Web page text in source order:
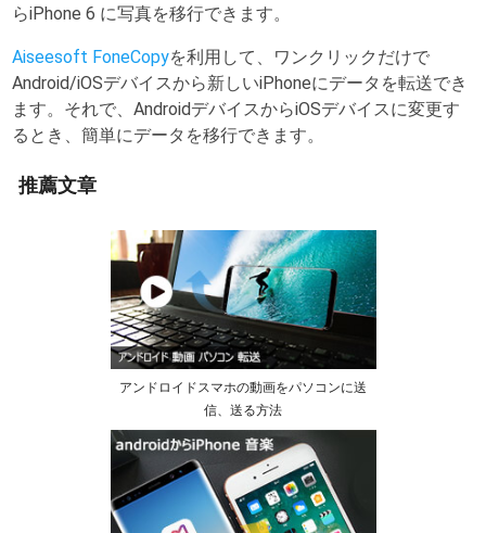
らiPhone 6 に写真を移行できます。
Aiseesoft FoneCopyを利用して、ワンクリックだけで
Android/iOSデバイスから新しいiPhoneにデータを転送でき
ます。それで、AndroidデバイスからiOSデバイスに変更す
るとき、簡単にデータを移行できます。
推薦文章
アンドロイドスマホの動画をパソコンに送
信、送る方法